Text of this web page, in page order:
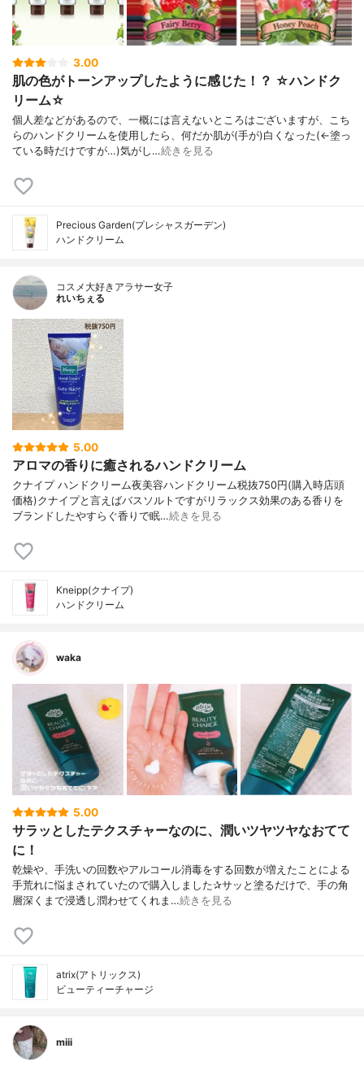
3.00
肌の色がトーンアップしたように感じた！？ ☆ハンドク
リーム☆
個人差などがあるので、一概には言えないところはございますが、こち
らのハンドクリームを使用したら、何だか肌が(手が)白くなった(←塗っ
ている時だけですが…)気がし…続きを見る
Precious Garden(プレシャスガーデン)
ハンドクリーム
コスメ大好きアラサー女子
れいちぇる
5.00
アロマの香りに癒されるハンドクリーム
クナイプ ハンドクリーム夜美容ハンドクリーム税抜750円(購入時店頭
価格)クナイプと言えばバスソルトですがリラックス効果のある香りを
ブランドしたやすらぐ香りで眠…続きを見る
Kneipp(クナイプ)
ハンドクリーム
waka
5.00
サラッとしたテクスチャーなのに、潤いツヤツヤなおてて
に！
乾燥や、手洗いの回数やアルコール消毒をする回数が増えたことによる
手荒れに悩まされていたので購入しました✰︎サッと塗るだけで、手の角
層深くまで浸透し潤わせてくれま…続きを見る
atrix(アトリックス)
ビューティーチャージ
miii